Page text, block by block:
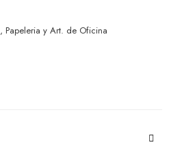
, Papeleria y Art. de Oficina